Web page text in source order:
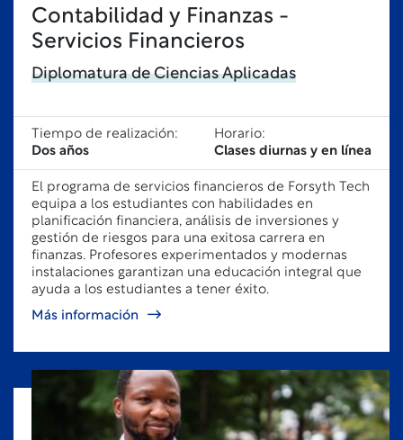
Contabilidad y Finanzas -
Servicios Financieros
Diplomatura de Ciencias Aplicadas
Tiempo de realización:
Dos años
Horario:
Clases diurnas y en línea
El programa de servicios financieros de Forsyth Tech
equipa a los estudiantes con habilidades en
planificación financiera, análisis de inversiones y
gestión de riesgos para una exitosa carrera en
finanzas. Profesores experimentados y modernas
instalaciones garantizan una educación integral que
ayuda a los estudiantes a tener éxito.
Más información